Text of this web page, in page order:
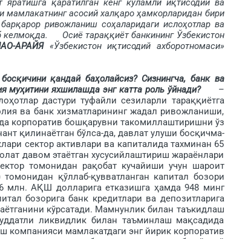
қаратилган кенг кўламли иқтисодий ва
асосий халқаро ҳамкорларидан бири
ривожланиш соҳаларидаги ислоҳотлар ва
келмоқда.
Осиё тараққиёт банкининг Ўзбекистон
АРАЙЯ«Ўзбекистон иқтисодий ахборотномаси»
қандай баҳолайсиз? Сизнингча, банк ва
муҳитини яхшилашда энг катта роль ўйнади?–
дастури туфайли сезиларли тарақ­қиётга
ва банк хизматларининг жадал ривожланиши,
корпоратив бошқарувни такомиллаштиришни ўз
қилинаётган бўлса-да, давлат улуши босқичма-
сектор активлари ва капиталида тахминан 65
давом этаётган хусусийлаштириш жараёнлари
томонидан рақобат кучайиши учун шароит
қўллаб-қувватланган капитал бозори
млн. АҚШ долларига етказишга ҳам­да 948 минг
бозорига банк кредитлари ва депозитларига
кўрсатади. Мамнунлик билан таъкидлаш
ликвидлик билан таъминлаш мақсадида
мамлакатдаги энг йирик корпоратив